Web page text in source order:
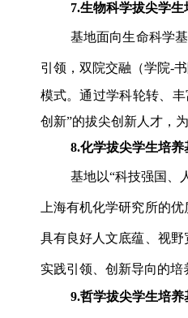
7.生物科学拔尖学生
基地面向生命科学
引领，双院交融（学院-
模式。通过学科轮转、
创新”的拔尖创新人才，为
8.化学拔尖学生培养
基地以“科技强国、
上海有机化学研究所的
具有良好人文底蕴、视
实践引领、创新导向的培
9.哲学拔尖学生培养